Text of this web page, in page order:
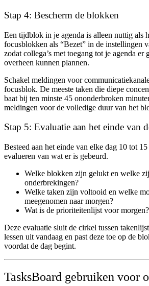
Stap 4: Bescherm de blokken
Een tijdblok in je agenda is alleen nuttig als
focusblokken als “Bezet” in de instellingen
zodat collega’s met toegang tot je agenda er
overheen kunnen plannen.
Schakel meldingen voor
focusblok. De meeste taken die diepe
baat bij ten minste 45 ononderbroken
meldingen voor de volledige duur van het
Stap 5: Evaluatie aan het einde van
Besteed aan het einde van elke dag 10 tot
evalueren van wat er is gebeurd.
Welke blokken zijn gelukt en welke
onderbrekingen?
Welke taken zijn voltooid en welke
meegenomen naar morgen?
Wat is de prioriteitenlijst voor morgen?
Deze evaluatie sluit de cirkel tussen
lessen uit vandaag en past deze toe op de
voordat de dag begint.
TasksBoard gebruiken voor